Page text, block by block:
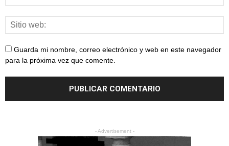
Guarda mi nombre, correo electrónico y web en este navegador
para la próxima vez que comente.
- Advertisement -